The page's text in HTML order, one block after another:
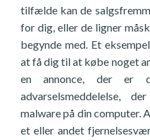
tilfælde kan de
for dig, eller de ligner
begynde med. Et
at få dig til at købe noget
en annonce, der er
advarselsmeddelelse,
malware på din computer.
et eller andet